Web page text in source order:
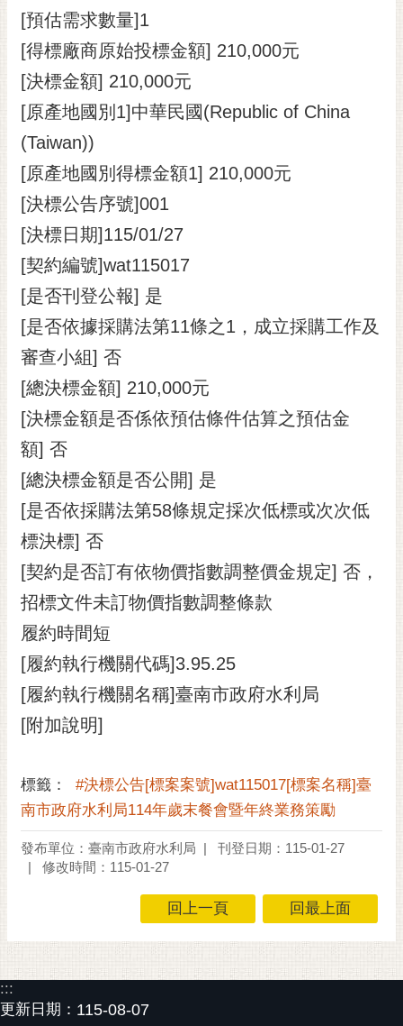
[預估需求數量]1
[得標廠商原始投標金額] 210,000元
[決標金額] 210,000元
[原產地國別1]中華民國(Republic of China
(Taiwan))
[原產地國別得標金額1] 210,000元
[決標公告序號]001
[決標日期]115/01/27
[契約編號]wat115017
[是否刊登公報] 是
[是否依據採購法第11條之1，成立採購工作及
審查小組] 否
[總決標金額] 210,000元
[決標金額是否係依預估條件估算之預估金
額] 否
[總決標金額是否公開] 是
[是否依採購法第58條規定採次低標或次次低
標決標] 否
[契約是否訂有依物價指數調整價金規定] 否，
招標文件未訂物價指數調整條款
履約時間短
[履約執行機關代碼]3.95.25
[履約執行機關名稱]臺南市政府水利局
[附加說明]
標籤：
#決標公告[標案案號]wat115017[標案名稱]臺
南市政府水利局114年歲末餐會暨年終業務策勵
發布單位：臺南市政府水利局
刊登日期：115-01-27
修改時間：115-01-27
回上一頁 回最上面
:::
更新日期： 115-08-07